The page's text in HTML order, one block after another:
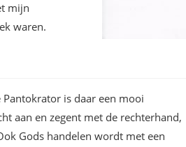
mijn
waren.
is daar een mooi
aan en zegent met de rechterhand,
Gods handelen wordt met een